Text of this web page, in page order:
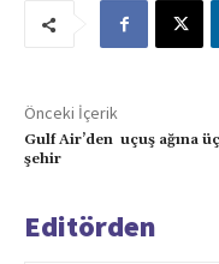
Önceki İçerik
Gulf Air’den uçuş ağına
şehir
Editörden